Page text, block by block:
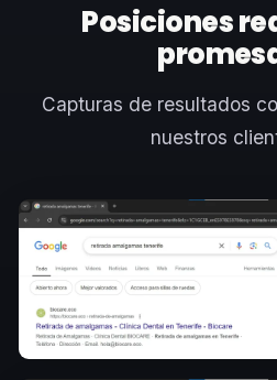
Posiciones
Capturas de resultados
nuestros